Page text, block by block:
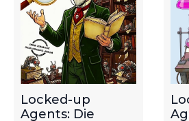
Locked-up
Agents: Die